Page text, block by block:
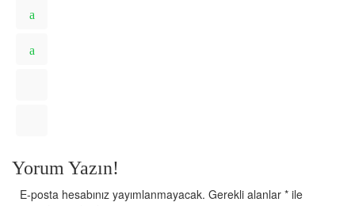
Yorum Yazın!
E-posta hesabınız yayımlanmayacak. Gerekli alanlar * ile